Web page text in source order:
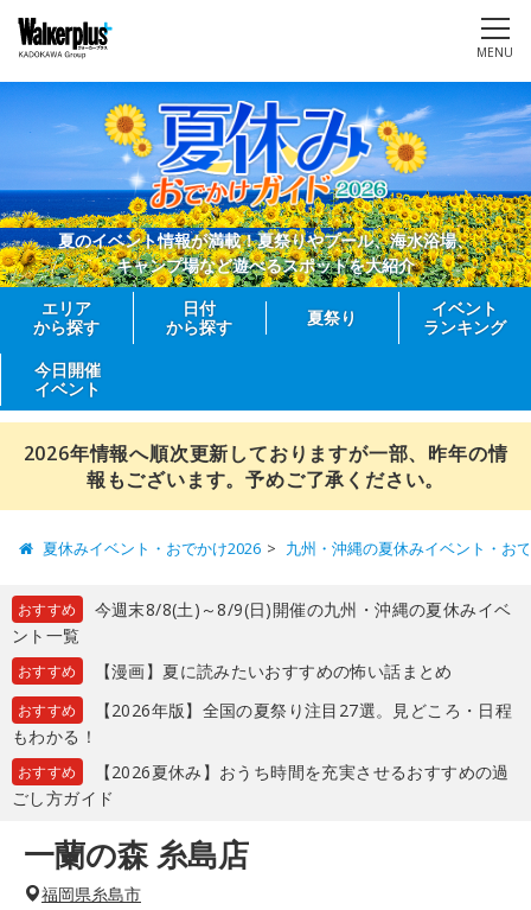
MENU
夏のイベント情報が満載！夏祭りやプール、海水浴場、
キャンプ場など遊べるスポットを大紹介
エリア
から探す
日付
から探す
夏祭り
イベント
ランキング
今日開催
イベント
2026年情報へ順次更新しておりますが一部、昨年の情
報もございます。予めご了承ください。
夏休みイベント・おでかけ2026 九州・沖縄の夏休みイベント・お
おすすめ
今週末8/8(土)～8/9(日)開催の九州・沖縄の夏休みイベ
ント一覧
おすすめ 【漫画】夏に読みたいおすすめの怖い話まとめ
おすすめ
【2026年版】全国の夏祭り注目27選。見どころ・日程
もわかる！
おすすめ
【2026夏休み】おうち時間を充実させるおすすめの過
ごし方ガイド
一蘭の森 糸島店
福岡県糸島市